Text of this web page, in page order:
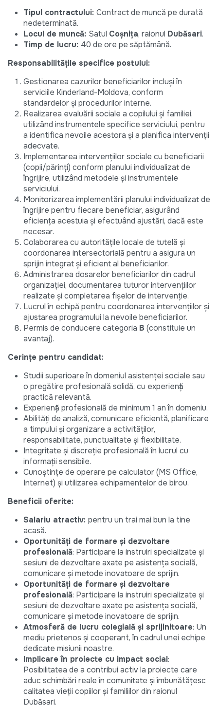
Tipul contractului: Contract de muncă pe durată
nedeterminată.
Locul de muncă: Satul Coșnița, raionul Dubăsari.
Timp de lucru: 40 de ore pe săptămână.
Responsabilitățile specifice postului:
Gestionarea cazurilor beneficiarilor incluși în
serviciile Kinderland-Moldova, conform
standardelor și procedurilor interne.
Realizarea evaluării sociale a copilului și familiei,
utilizând instrumentele specifice serviciului, pentru
a identifica nevoile acestora și a planifica intervenții
adecvate.
Implementarea intervențiilor sociale cu beneficiarii
(copii/părinți) conform planului individualizat de
îngrijire, utilizând metodele și instrumentele
serviciului.
Monitorizarea implementării planului individualizat de
îngrijire pentru fiecare beneficiar, asigurând
eficiența acestuia și efectuând ajustări, dacă este
necesar.
Colaborarea cu autoritățile locale de tutelă și
coordonarea intersectorială pentru a asigura un
sprijin integrat și eficient al beneficiarilor.
Administrarea dosarelor beneficiarilor din cadrul
organizației, documentarea tuturor intervențiilor
realizate și completarea fișelor de intervenție.
Lucrul în echipă pentru coordonarea intervențiilor și
ajustarea programului la nevoile beneficiarilor.
Permis de conducere categoria B (constituie un
avantaj).
Cerințe pentru candidat:
Studii superioare în domeniul asistenței sociale sau
o pregătire profesională solidă, cu experiență
practică relevantă.
Experiență profesională de minimum 1 an în domeniu.
Abilități de analiză, comunicare eficientă, planificare
a timpului și organizare a activităților,
responsabilitate, punctualitate și flexibilitate.
Integritate și discreție profesională în lucrul cu
informații sensibile.
Cunoștințe de operare pe calculator (MS Office,
Internet) și utilizarea echipamentelor de birou.
Beneficii oferite:
Salariu atractiv: pentru un trai mai bun la tine
acasă.
Oportunități de formare și dezvoltare
profesională: Participare la instruiri specializate și
sesiuni de dezvoltare axate pe asistența socială,
comunicare și metode inovatoare de sprijin.
Oportunități de formare și dezvoltare
profesională: Participare la instruiri specializate și
sesiuni de dezvoltare axate pe asistența socială,
comunicare și metode inovatoare de sprijin.
Atmosferă de lucru colegială și sprijinitoare: Un
mediu prietenos și cooperant, în cadrul unei echipe
dedicate misiunii noastre.
Implicare în proiecte cu impact social:
Posibilitatea de a contribui activ la proiecte care
aduc schimbări reale în comunitate și îmbunătățesc
calitatea vieții copiilor și familiilor din raionul
Dubăsari.